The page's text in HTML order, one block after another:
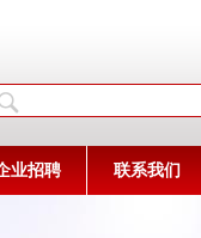
业招聘 联系我们